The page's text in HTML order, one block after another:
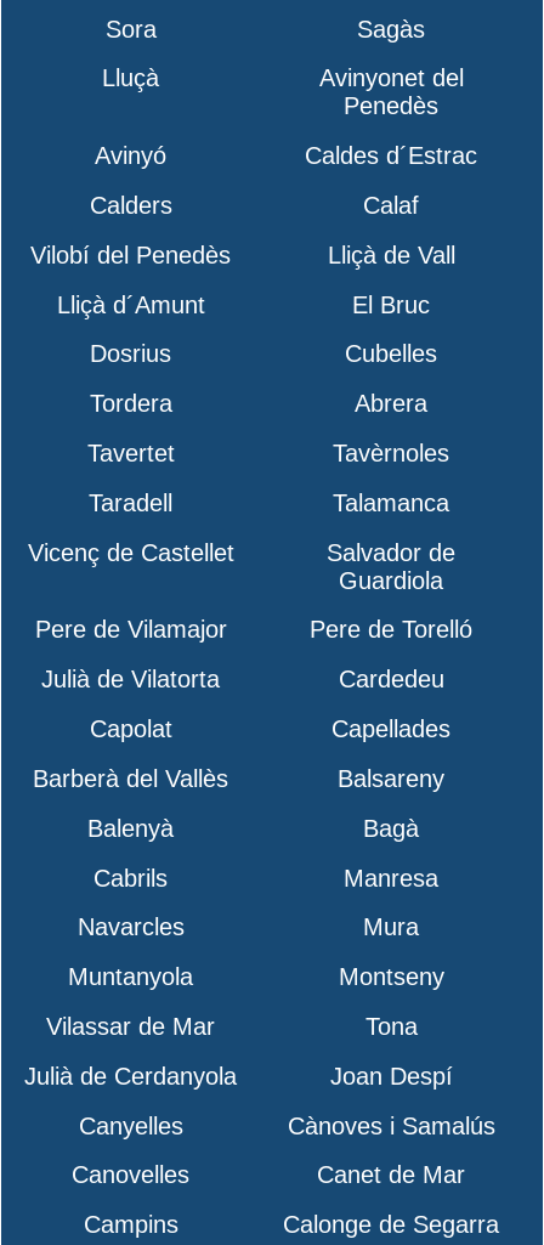
Sora
Sagàs
Lluçà
Avinyonet del
Penedès
Avinyó
Caldes d´Estrac
Calders
Calaf
Vilobí del Penedès
Lliçà de Vall
Lliçà d´Amunt
El Bruc
Dosrius
Cubelles
Tordera
Abrera
Tavertet
Tavèrnoles
Taradell
Talamanca
Vicenç de Castellet
Salvador de
Guardiola
Pere de Vilamajor
Pere de Torelló
Julià de Vilatorta
Cardedeu
Capolat
Capellades
Barberà del Vallès
Balsareny
Balenyà
Bagà
Cabrils
Manresa
Navarcles
Mura
Muntanyola
Montseny
Vilassar de Mar
Tona
Julià de Cerdanyola
Joan Despí
Canyelles
Cànoves i Samalús
Canovelles
Canet de Mar
Campins
Calonge de Segarra